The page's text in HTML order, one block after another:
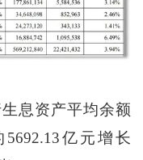
息资产平均余额
亿元增长